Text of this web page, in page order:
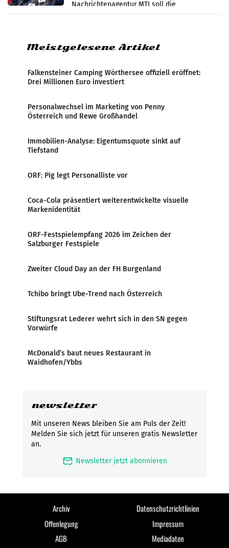
Nachrichtenagentur MTI soll die
systematische Nachrichten-Manipulation und
Meistgelesene Artikel
Falkensteiner Camping Wörthersee offiziell eröffnet:
Drei Millionen Euro investiert
Personalwechsel im Marketing von Penny
Österreich und Rewe Großhandel
Immobilien-Analyse: Eigentumsquote sinkt auf
Tiefstand
ORF: Pig legt Personalliste vor
Coca-Cola präsentiert weiterentwickelte visuelle
Markenidentität
ORF-Festspielempfang 2026 im Zeichen der
Salzburger Festspiele
Zweiter Cloud Day an der FH Burgenland
Tchibo bringt Ube-Trend nach Österreich
Stiftungsrat Lederer wehrt sich in den SN gegen
Vorwürfe
McDonald’s baut neues Restaurant in
Waidhofen/Ybbs
newsletter
Mit unseren News bleiben Sie am Puls der Zeit!
Melden Sie sich jetzt für unseren gratis Newsletter
an.
mark_email_read Newsletter jetzt abonnieren
Archiv
Datenschutzrichtlinien
Offenlegung
Impressum
AGB
Mediadaten